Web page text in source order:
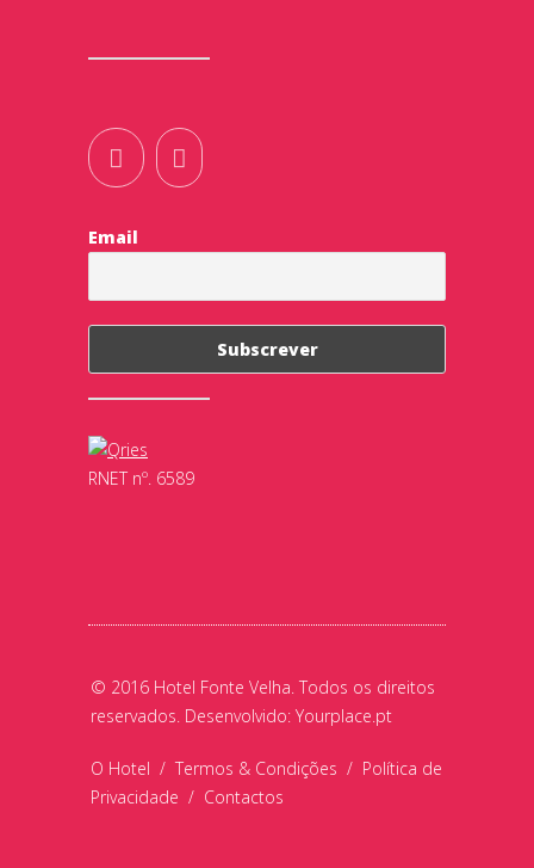
Email
RNET nº. 6589
© 2016 Hotel Fonte Velha. Todos os direitos
reservados. Desenvolvido: Yourplace.pt
O Hotel / Termos & Condições / Política de
Privacidade / Contactos